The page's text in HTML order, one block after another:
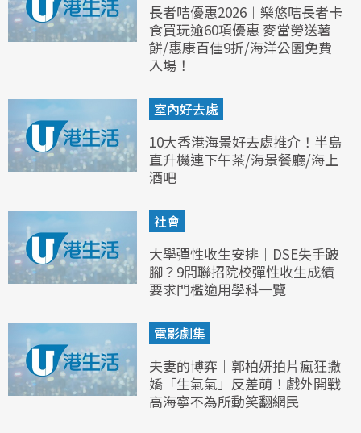
長者咭優惠2026︱樂悠咭長者卡
食買玩逾60項優惠 麥當勞送薯
餅/惠康百佳9折/海洋公園免費
入場！
室內好去處
10大香港海景好去處推介！半島
直升機連下午茶/海景餐廳/海上
酒吧
社會
大學彈性收生安排｜DSE失手跛
腳？9間聯招院校彈性收生成績
要求門檻適用學科一覽
電影劇集
夫妻的博弈｜郭柏妍拍片瘋狂撒
嬌「生氣氣」反差萌！戲外開戰
高海寧不為所動笑翻網民